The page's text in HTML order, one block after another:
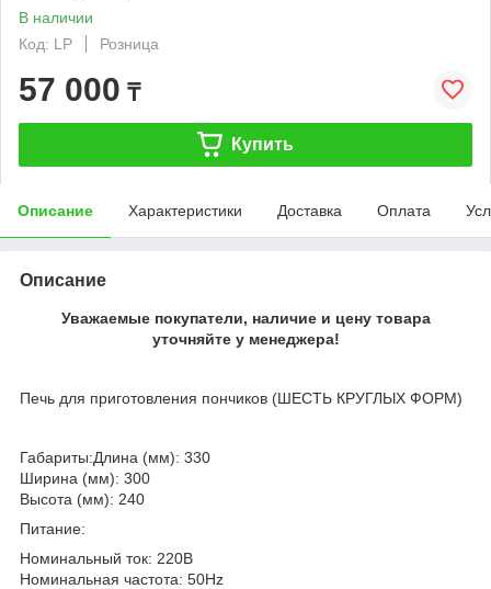
В наличии
Код: LP
Розница
57 000 ₸
Купить
Описание Характеристики Доставка Оплата
Описание
Уважаемые покупатели, наличие и цену товара
уточняйте у менеджера!
Печь для приготовления пончиков (ШЕСТЬ КРУГЛЫХ ФОРМ)
Габариты:Длина (мм): 330
Ширина (мм): 300
Высота (мм): 240
Питание:
Номинальный ток: 220В
Номинальная частота: 50Hz